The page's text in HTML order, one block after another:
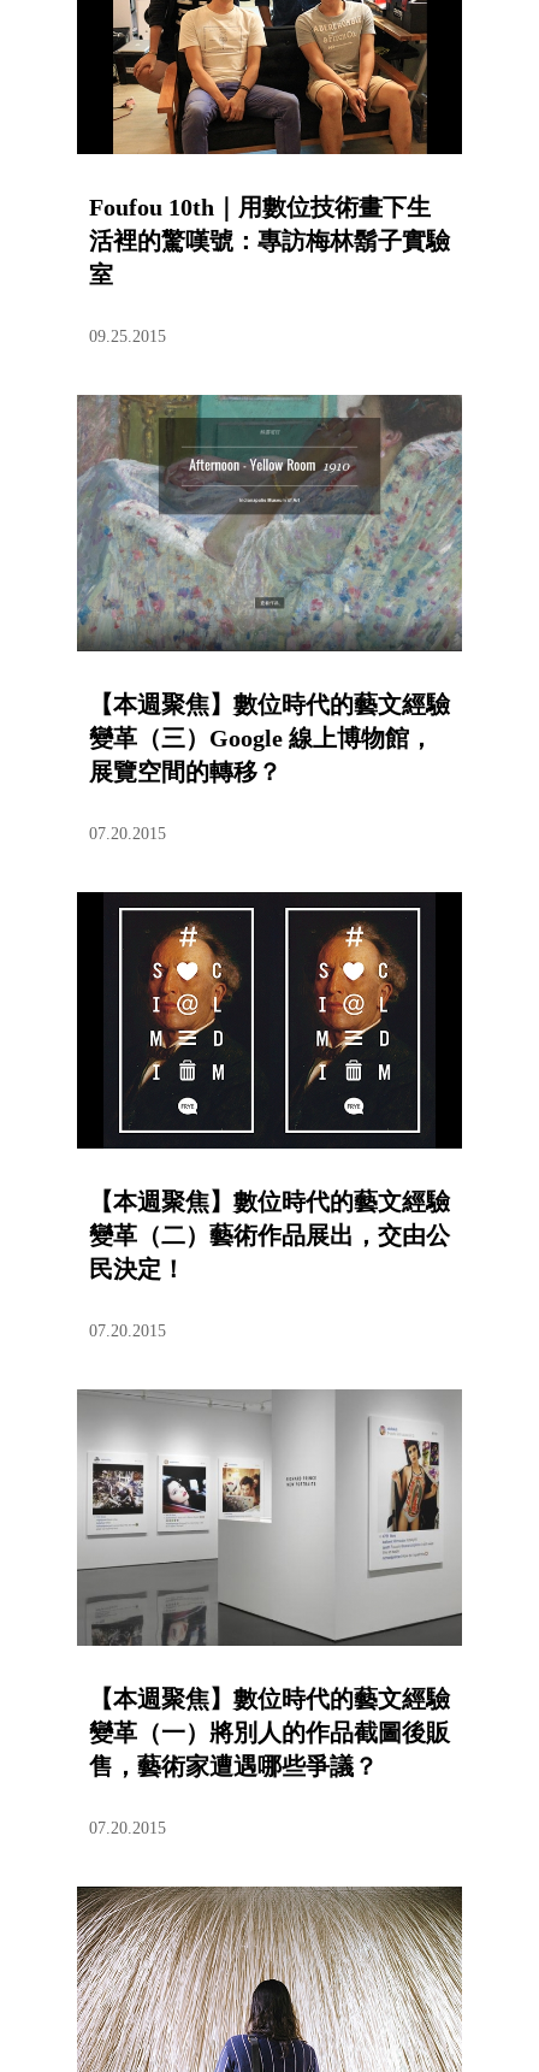
Foufou 10th｜用數位技術畫下生
活裡的驚嘆號：專訪梅林鬍子實驗
室
09.25.2015
【本週聚焦】數位時代的藝文經驗
變革（三）Google 線上博物館，
展覽空間的轉移？
07.20.2015
【本週聚焦】數位時代的藝文經驗
變革（二）藝術作品展出，交由公
民決定！
07.20.2015
【本週聚焦】數位時代的藝文經驗
變革（一）將別人的作品截圖後販
售，藝術家遭遇哪些爭議？
07.20.2015